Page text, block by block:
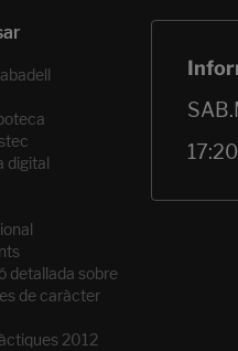
digital
detallada sobre
de caràcter
2012